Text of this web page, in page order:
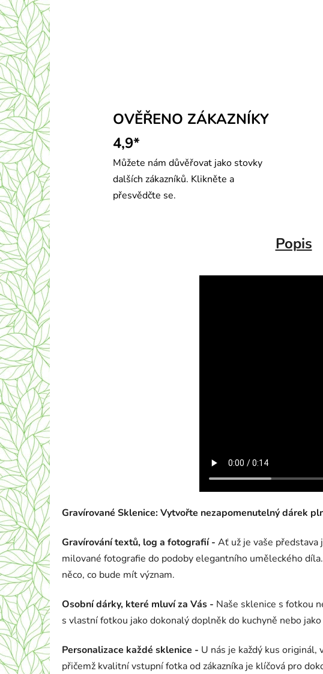
OVĚŘENO ZÁKAZNÍKY
4,9*
Můžete nám důvěřovat jako stovky
dalších zákazníků. Klikněte a
přesvědčte se.
Popis
Gravírované Sklenice: Vytvořte nezapomenutelný dárek
Gravírování textů, log a fotografií - Ať už je vaše
milované fotografie do podoby elegantního uměleckého
něco, co bude mít význam.
Osobní dárky, které mluví za Vás - Naše sklenice s fotkou
s vlastní fotkou jako dokonalý doplněk do kuchyně nebo
Personalizace každé sklenice - U nás je každý kus
přičemž kvalitní vstupní fotka od zákazníka je klíčová pro